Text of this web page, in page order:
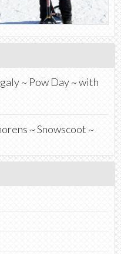
~ Pow Day ~ with
~ Snowscoot ~